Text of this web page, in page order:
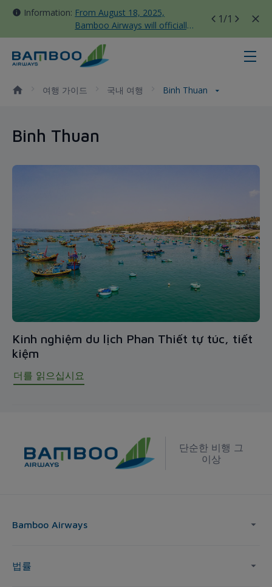
Information: From August 18, 2025,
Bamboo Airways will officially
move all domestic flights to
Tan Son Nhat Terminal T3
1/1
Binh Thuan - Bamboo Airways
여행 가이드 국내 여행 Binh Thuan
Binh Thuan
Kinh nghiệm du lịch Phan Thiết tự túc, tiết
kiệm
더를 읽으십시요
단순한 비행 그
이상
Bamboo Airways
법률